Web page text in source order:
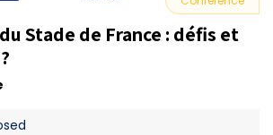
Stade de France : défis et